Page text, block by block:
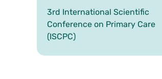
3rd International Scientific
Conference on Primary Care
(ISCPC)